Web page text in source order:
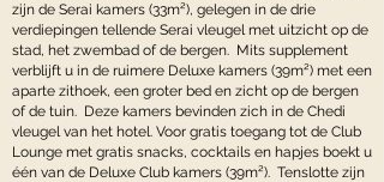
zijn de Serai kamers (33m²), gelegen in de drie
verdiepingen tellende Serai vleugel met uitzicht op de
stad, het zwembad of de bergen. Mits supplement
verblijft u in de ruimere Deluxe kamers (39m²) met een
aparte zithoek, een groter bed en zicht op de bergen
of de tuin. Deze kamers bevinden zich in de Chedi
vleugel van het hotel. Voor gratis toegang tot de Club
Lounge met gratis snacks, cocktails en hapjes boekt u
één van de Deluxe Club kamers (39m²). Tenslotte zijn